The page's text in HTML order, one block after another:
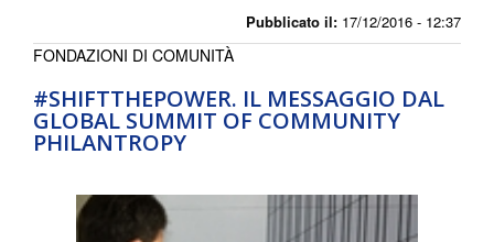
Pubblicato il: 17/12/2016 - 12:37
#SHIFTTHEPOWER. IL MESSAGGIO DAL
GLOBAL SUMMIT OF COMMUNITY
PHILANTROPY
FONDAZIONI DI COMUNITÀ